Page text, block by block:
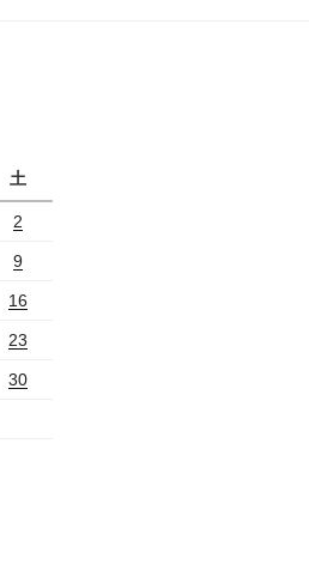
土
2
9
16
23
30